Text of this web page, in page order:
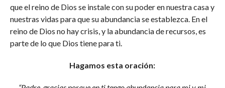
que el reino de Dios se instale con su poder en nuestra casa y
nuestras vidas para que su abundancia se establezca. En el
reino de Dios no hay crisis, y la abundancia de recursos, es
parte de lo que Dios tiene para ti.
Hagamos esta oración: